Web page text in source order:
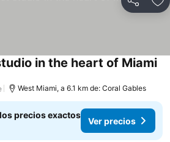
Compartir
in the heart of Miami
West Miami, a 6.1 km de: Coral Gables
precios exactos
Ver precios